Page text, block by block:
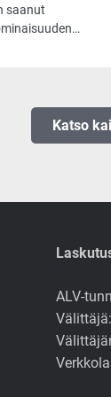
saanut
kun
Katso
ALV-
Välittäjä: